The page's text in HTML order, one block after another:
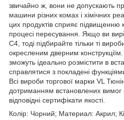
звичайно ж, вони не допускають
машини різних комах і хімічних
цих продуктів сприяє підвищенню
процесі пересування. Якщо ви
С4, тоді підбирайте тільки ті
окресленим дверним
зможуть ідеально розмістити в
справлятися з покладені
Всі вироби торгової марки VL
дотриманням встановлених вимог
відповідні сертифікати якості.
Колір: Чорний; Материал: Акрил;